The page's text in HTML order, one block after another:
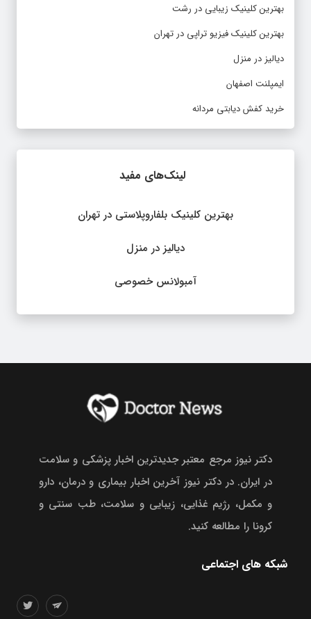
بهترین کلینیک زیبایی در رشت
بهترین کلینیک فیزیو تراپی در تهران
دیالیز در منزل
ایمپلنت اصفهان
خرید کفش دیابتی مردانه
لینک‌های مفید
بهترین کلینیک بلفاروپلاستی در تهران
دیالیز در منزل
آمبولانس خصوصی
دکتر نیوز مرجع معتبر جدیدترین اخبار پزشکی و سلامت
در ایران. در دکتر نیوز آخرین اخبار بیماری و درمان، دارو
و مکمل، رژیم غذایی، زیبایی و سلامت، طب سنتی و
کرونا را مطالعه کنید.
شبکه های اجتماعی